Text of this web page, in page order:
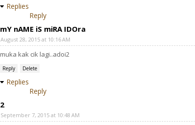
Replies
Reply
mY nAME iS miRA IDOra
August 28, 2015 at 10:16 AM
muka kak cik lagi..adoi2
Reply Delete
Replies
Reply
2
September 7, 2015 at 10:48 AM